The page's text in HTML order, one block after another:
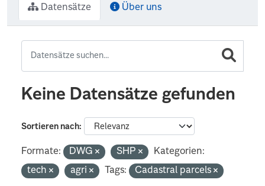
Datensätze Über uns
Keine Datensätze gefunden
Sortieren nach
Formate: DWG SHP
Kategorien:
tech
agri Tags: Cadastral parcels